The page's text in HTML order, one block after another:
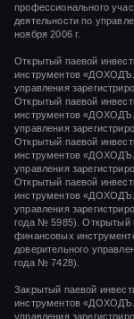
профессионального
деятельности по
ноября 2006 г.
Открытый паевой
инструментов «ДОХОДЪ.
управления
Открытый паевой
инструментов «ДОХОДЪ.
управления
Открытый паевой
инструментов «ДОХОДЪ.
управления
Открытый паевой
инструментов «ДОХОДЪ.
управления
года № 5985). Открытый
финансовых
доверительного
года № 7428).
Закрытый паевой
инструментов «ДОХОДЪ.
управления